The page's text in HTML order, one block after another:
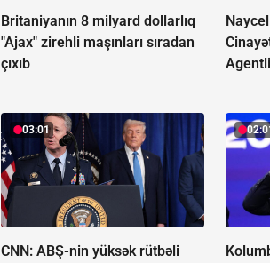
Britaniyanın 8 milyard dollarlıq
"Ajax" zirehli maşınları sıradan
çıxıb
03:01
CNN: ABŞ-nin yüksək rütbəli